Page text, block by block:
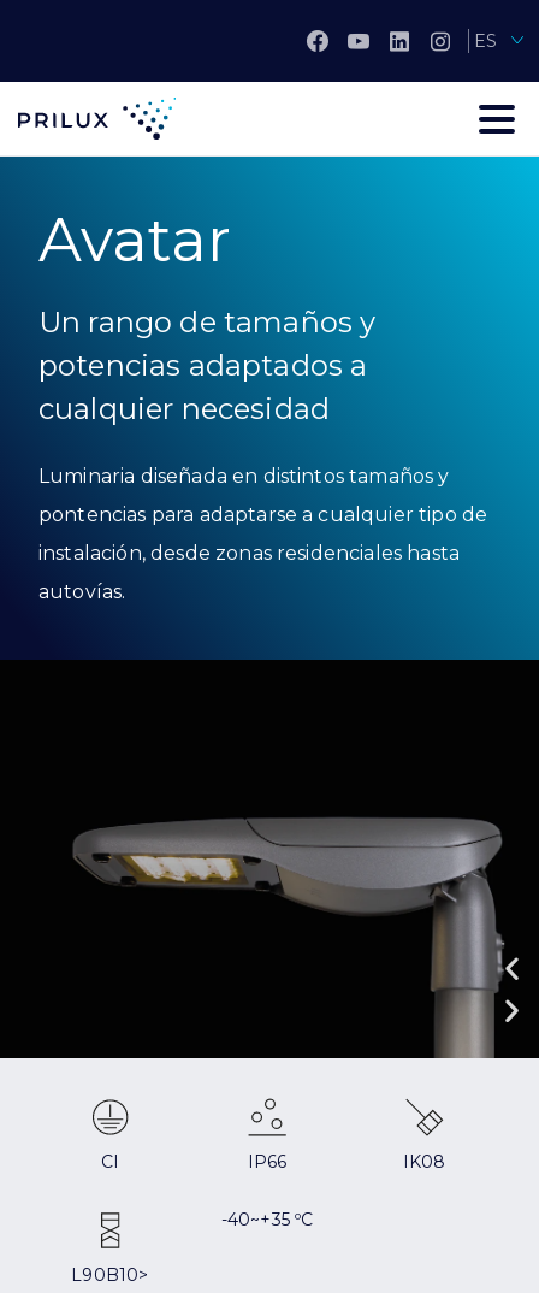
ES
Avatar
Un rango de tamaños y
potencias adaptados a
cualquier necesidad
Luminaria diseñada en distintos tamaños y
pontencias para adaptarse a cualquier tipo de
instalación, desde zonas residenciales hasta
autovías.
CI IP66 IK08
L90B10>
-40~+35 ºC